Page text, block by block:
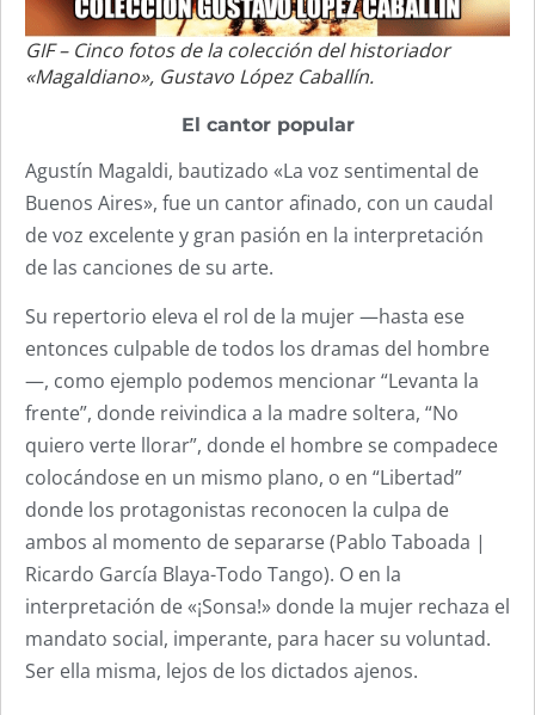
GIF – Cinco fotos de la colección del historiador
«Magaldiano», Gustavo López Caballín.
El cantor popular
Agustín Magaldi, bautizado «La voz sentimental de
Buenos Aires», fue un cantor afinado, con un caudal
de voz excelente y gran pasión en la interpretación
de las canciones de su arte.
Su repertorio eleva el rol de la mujer —hasta ese
entonces culpable de todos los dramas del hombre
—, como ejemplo podemos mencionar “Levanta la
frente”, donde reivindica a la madre soltera, “No
quiero verte llorar”, donde el hombre se compadece
colocándose en un mismo plano, o en “Libertad”
donde los protagonistas reconocen la culpa de
ambos al momento de separarse (Pablo Taboada |
Ricardo García Blaya-Todo Tango). O en la
interpretación de «¡Sonsa!» donde la mujer rechaza el
mandato social, imperante, para hacer su voluntad.
Ser ella misma, lejos de los dictados ajenos.